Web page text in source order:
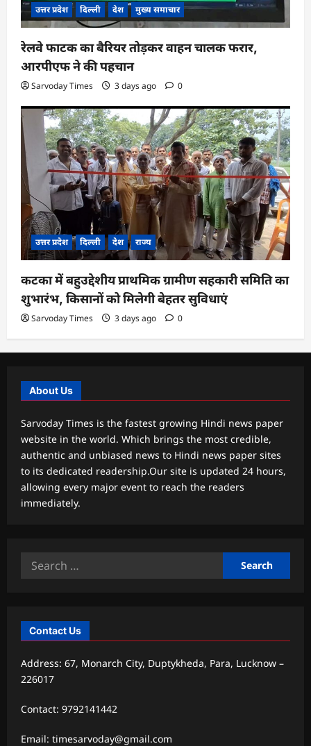
उत्तर प्रदेश दिल्ली देश मुख्य समाचार
रेलवे फाटक का बैरियर तोड़कर वाहन चालक फरार,
आरपीएफ ने की पहचान
Sarvoday Times 3 days ago 0
उत्तर प्रदेश दिल्ली देश राज्य
कटका में बहुउद्देशीय प्राथमिक ग्रामीण सहकारी समिति का
शुभारंभ, किसानों को मिलेगी बेहतर सुविधाएं
Sarvoday Times 3 days ago 0
About Us
Sarvoday Times is the fastest growing Hindi news paper
website in the world. Which brings the most credible,
authentic and unbiased news to Hindi news paper sites
to its dedicated readership.Our site is updated 24 hours,
allowing every major event to reach the readers
immediately.
Search
Contact Us
Address: 67, Monarch City, Duptykheda, Para, Lucknow –
226017
Contact: 9792141442
Email: timesarvoday@gmail.com